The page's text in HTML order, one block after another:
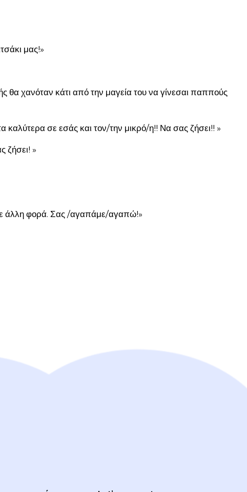
μας!»
χανόταν κάτι από την μαγεία του να γίνεσαι παππούς
καλύτερα σε εσάς και τον/την μικρό/η!! Να σας ζήσει!! »
ζήσει! »
άλλη φορά. Σας /αγαπάμε/αγαπώ!»